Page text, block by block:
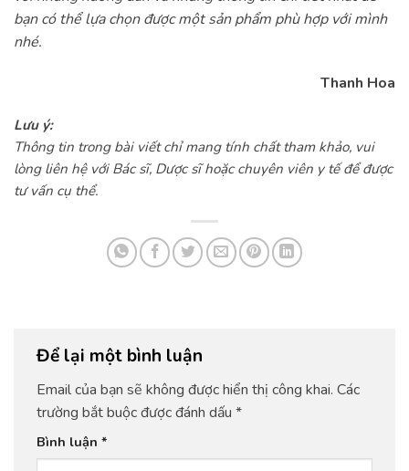
bạn có thể lựa chọn được một sản phẩm phù hợp với mình
nhé.
Thanh Hoa
Lưu ý:
Thông tin trong bài viết chỉ mang tính chất tham khảo, vui
lòng liên hệ với Bác sĩ, Dược sĩ hoặc chuyên viên y tế để được
tư vấn cụ thể.
Để lại một bình luận
Email của bạn sẽ không được hiển thị công khai. Các
trường bắt buộc được đánh dấu *
Bình luận *